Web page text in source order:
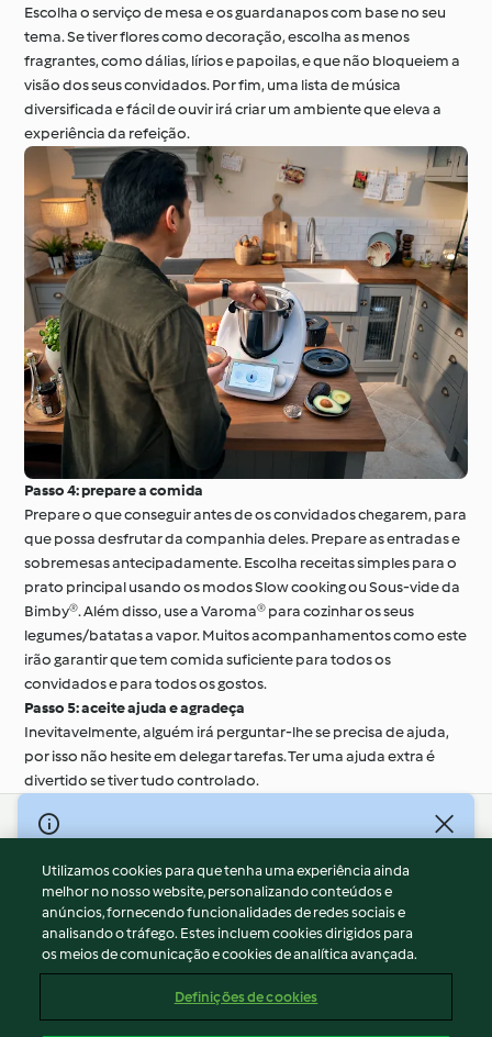
Escolha o serviço de mesa e os guardanapos com base no seu
tema. Se tiver flores como decoração, escolha as menos
fragrantes, como dálias, lírios e papoilas, e que não bloqueiem a
visão dos seus convidados. Por fim, uma lista de música
diversificada e fácil de ouvir irá criar um ambiente que eleva a
experiência da refeição.
Passo 4: prepare a comida
Prepare o que conseguir antes de os convidados chegarem, para
que possa desfrutar da companhia deles. Prepare as entradas e
sobremesas antecipadamente. Escolha receitas simples para o
prato principal usando os modos Slow cooking ou Sous-vide da
Bimby®. Além disso, use a Varoma® para cozinhar os seus
legumes/batatas a vapor. Muitos acompanhamentos como este
irão garantir que tem comida suficiente para todos os
convidados e para todos os gostos.
Passo 5: aceite ajuda e agradeça
Inevitavelmente, alguém irá perguntar-lhe se precisa de ajuda,
por isso não hesite em delegar tarefas. Ter uma ajuda extra é
divertido se tiver tudo controlado.
© Copyright 2026
Termos de Utilização
Aviso sobre Proteção de Dados
Aviso
Apoio legal
Conteúdo do relatório
Utilizamos cookies para que tenha uma experiência ainda
melhor no nosso website, personalizando conteúdos e
anúncios, fornecendo funcionalidades de redes sociais e
analisando o tráfego. Estes incluem cookies dirigidos para
os meios de comunicação e cookies de analítica avançada.
Definições de cookies